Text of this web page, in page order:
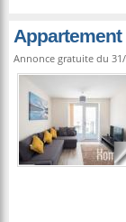
Annonce gratuite du